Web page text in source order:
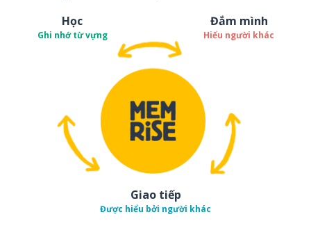
Học
Ghi nhớ từ vựng
Đắm mình
Hiểu người khác
Giao tiếp
Được hiểu bởi người khác